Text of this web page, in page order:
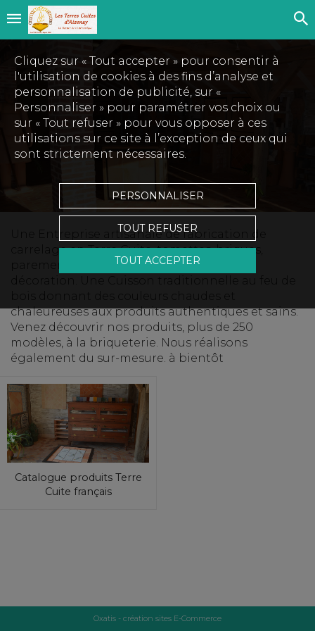
Une Entreprise artisanale de fabrication de
carrelage en Terre Cuite, tomettes, briques,
parement, briques en Terre Crue, objet de
chaleureuses aux produits authentiques et sains.
Venez découvrir nos produits, plus de 250
modèles, à la briqueterie. Nous réalisons
également du sur-mesure. à bientôt
Catalogue produits Terre
Cuite français
Cliquez sur « Tout accepter » pour consentir à
l'utilisation de cookies à des fins d’analyse et
personnalisation de publicité, sur «
Personnaliser » pour paramétrer vos choix ou
sur « Tout refuser » pour vous opposer à ces
utilisations sur ce site à l’exception de ceux qui
sont strictement nécessaires.
PERSONNALISER
TOUT REFUSER
TOUT ACCEPTER
Oxatis - création sites E-Commerce